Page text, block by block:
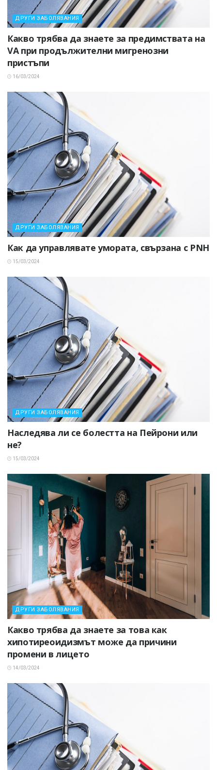
ДРУГИ ЗАБОЛЯВАНИЯ
Какво трябва да знаете за предимствата на
VA при продължителни мигренозни
пристъпи
16/03/2024
ДРУГИ ЗАБОЛЯВАНИЯ
Как да управлявате умората, свързана с PNH
15/03/2024
ДРУГИ ЗАБОЛЯВАНИЯ
Наследява ли се болестта на Пейрони или
не?
15/03/2024
ДРУГИ ЗАБОЛЯВАНИЯ
Какво трябва да знаете за това как
хипотиреоидизмът може да причини
промени в лицето
14/03/2024